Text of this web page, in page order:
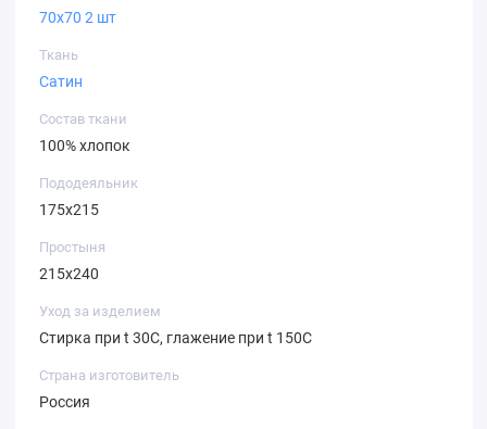
70х70 2 шт
Ткань
Сатин
Состав ткани
100% хлопок
Пододеяльник
175х215
Простыня
215х240
Уход за изделием
Стирка при t 30С, глажение при t 150С
Страна изготовитель
Россия